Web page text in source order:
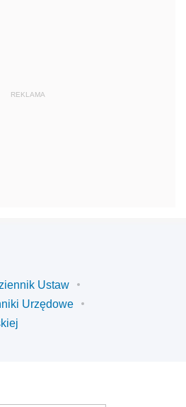
Ustaw
Urzędowe